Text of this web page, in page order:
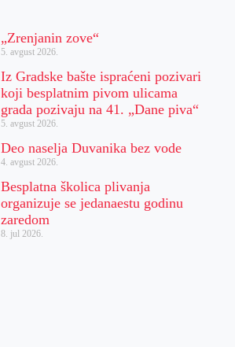
„Zrenjanin zove“
5. avgust 2026.
Iz Gradske bašte ispraćeni pozivari
koji besplatnim pivom ulicama
grada pozivaju na 41. „Dane piva“
5. avgust 2026.
Deo naselja Duvanika bez vode
4. avgust 2026.
Besplatna školica plivanja
organizuje se jedanaestu godinu
zaredom
8. jul 2026.